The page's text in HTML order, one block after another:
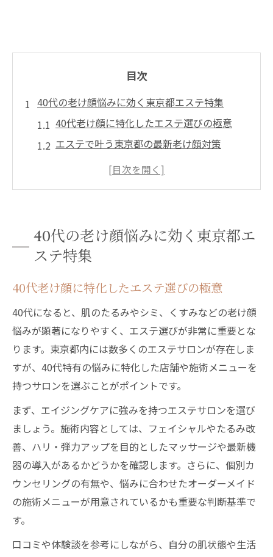
目次
40代の老け顔悩みに効く東京都エステ特集
40代老け顔に特化したエステ選びの極意
エステで叶う東京都の最新老け顔対策
老け顔悩みを解消するエステ施術の特徴
エイジングケア重視なら東京都で選ぶエステ
エイジングケアが得意なエステの見分け方
ジング
40代の肌に必要なエイジングケア施術例
エステで実感する肌のハリとリフトアップ
効果
エイジングケアを重視するエステの選び方
老け顔対策を始めるならエステがおすすめな理
由
40代からエステで始める老け顔ケアの重要
性
エステが老け顔改善に効果を発揮する仕組
み
ホームケアとの違いを知るエステのメリッ
エステ利用で感じる肌の変化と実感ポイン
40代の老け顔悩みに効く東京都エ
ステ特集
40代老け顔に特化したエステ選びの極意
40代になると、肌のたるみやシミ、くすみなどの老け顔
悩みが顕著になりやすく、エステ選びが非常に重要とな
ります。東京都内には数多くのエステサロンが存在しま
すが、40代特有の悩みに特化した店舗や施術メニューを
持つサロンを選ぶことがポイントです。
まず、エイジングケアに強みを持つエステサロンを選び
ましょう。施術内容としては、フェイシャルやたるみ改
善、ハリ・弾力アップを目的としたマッサージや最新機
器の導入があるかどうかを確認します。さらに、個別カ
ウンセリングの有無や、悩みに合わせたオーダーメイド
の施術メニューが用意されているかも重要な判断基準で
す。
口コミや体験談を参考にしながら、自分の肌状態や生活